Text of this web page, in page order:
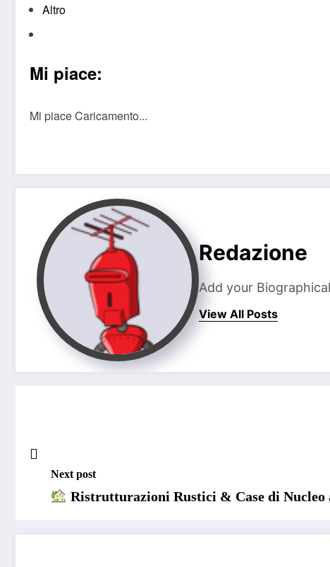
Altro
Mi piace:
Mi piaceCaricamento...
Redazione
Add your
View All Posts
Next post
Ristrutturazioni Rustici & Case di Nucleo